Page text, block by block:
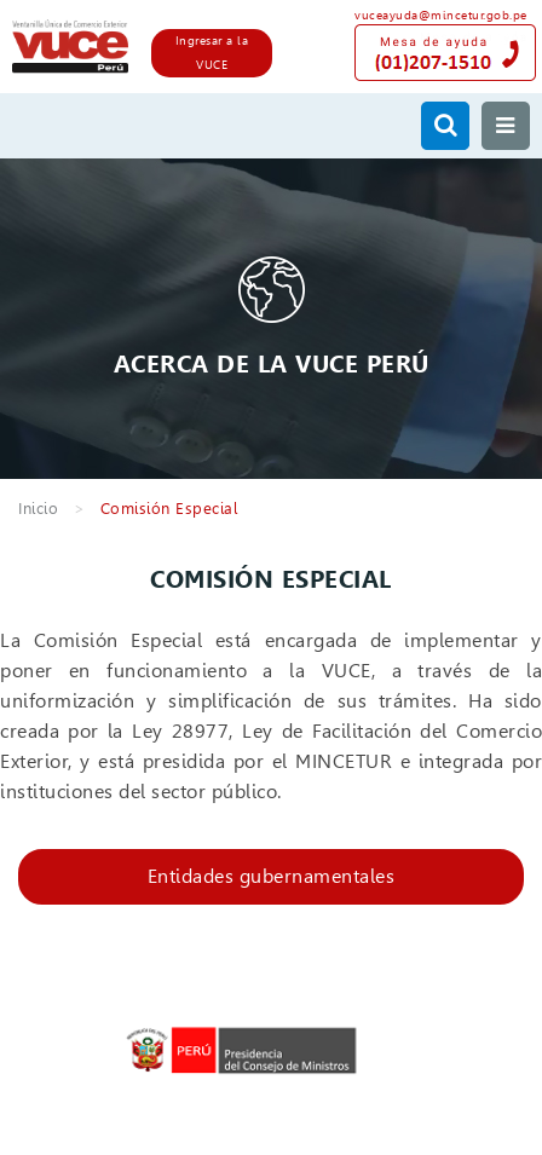
vuceayuda@mincetur.gob.pe
Ingresar a la
VUCE
ACERCA DE LA VUCE PERÚ
Inicio Comisión Especial
COMISIÓN ESPECIAL
La Comisión Especial está encargada de implementar y
poner en funcionamiento a la VUCE, a través de la
uniformización y simplificación de sus trámites. Ha sido
creada por la Ley 28977, Ley de Facilitación del Comercio
Exterior, y está presidida por el MINCETUR e integrada por
instituciones del sector público.​
Entidades gubernamentales